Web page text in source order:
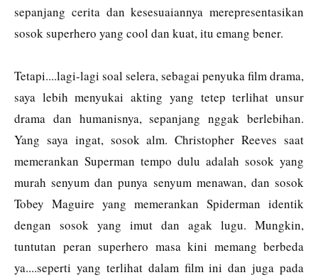
sepanjang cerita dan kesesuaiannya merepresentasikan
sosok superhero yang cool dan kuat, itu emang bener.
Tetapi....lagi-lagi soal selera, sebagai penyuka film drama,
saya lebih menyukai akting yang tetep terlihat unsur
drama dan humanisnya, sepanjang nggak berlebihan.
Yang saya ingat, sosok alm. Christopher Reeves saat
memerankan Superman tempo dulu adalah sosok yang
murah senyum dan punya senyum menawan, dan sosok
Tobey Maguire yang memerankan Spiderman identik
dengan sosok yang imut dan agak lugu. Mungkin,
tuntutan peran superhero masa kini memang berbeda
ya....seperti yang terlihat dalam film ini dan juga pada